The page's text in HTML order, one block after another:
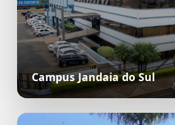
Campus Jandaia do Sul